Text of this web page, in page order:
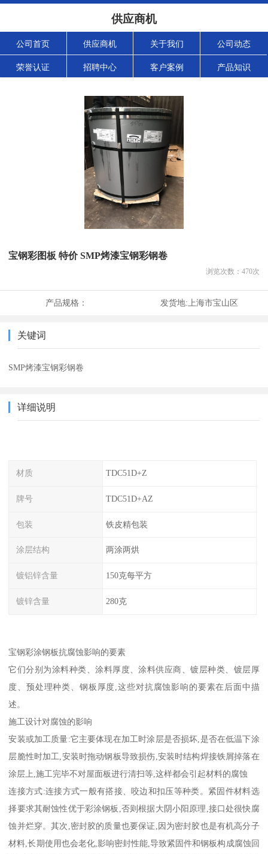
供应商机
公司首页 供应商机 关于我们 公司动态
荣誉认证 招聘中心 客户案例 产品知识
宝钢彩图板 特价 SMP烤漆宝钢彩钢卷
浏览次数： 470次
产品规格： 发货地: 上海市宝山区
关键词
SMP烤漆宝钢彩钢卷
详细说明
材质 TDC51D+Z
牌号 TDC51D+AZ
包装 铁皮精包装
涂层结构 两涂两烘
镀铝锌含量 150克每平方
镀锌含量 280克
宝钢彩涂钢板抗腐蚀影响的要素
它们分别为涂料种类、涂料厚度、涂料供应商、镀层种类、镀层厚
度、预处理种类、钢板厚度,这些对抗腐蚀影响的要素在后面中描
述。
施工设计对腐蚀的影响
安装或加工质量:它主要体现在加工时涂层是否损坏,是否在低温下涂
层脆性时加工,安装时拖动钢板导致损伤,安装时结构焊接铁屑掉落在
涂层上,施工完毕不对屋面板进行清扫等,这样都会引起材料的腐蚀
连接方式:连接方式一般有搭接、咬边和扣压等种类。紧固件材料选
择要求其耐蚀性优于彩涂钢板,否则根据大阴小阳原理,接口处很快腐
蚀并烂穿。其次,密封胶的质量也要保证,因为密封胶也是有机高分子
材料,长期使用也会老化,影响密封性能,导致紧固件和钢板构成腐蚀回